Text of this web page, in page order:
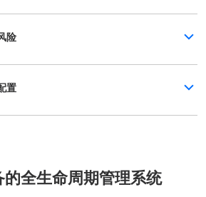
险
置
全生命周期管理系统